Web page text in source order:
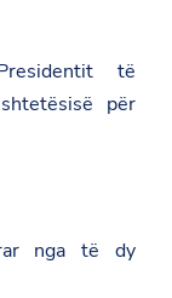
të
për
nga të dy